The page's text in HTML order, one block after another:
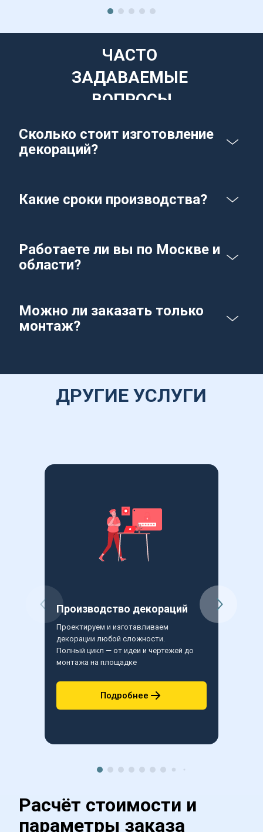
ЧАСТО
ЗАДАВАЕМЫЕ
ВОПРОСЫ
Сколько стоит изготовление
декораций?
Какие сроки производства?
Работаете ли вы по Москве и
области?
Можно ли заказать только
монтаж?
ДРУГИЕ УСЛУГИ
Производство декораций
Проектируем и изготавливаем
декорации любой сложности.
Полный цикл — от идеи и чертежей до
монтажа на площадке
Подробнее
Расчёт стоимости и
параметры заказа